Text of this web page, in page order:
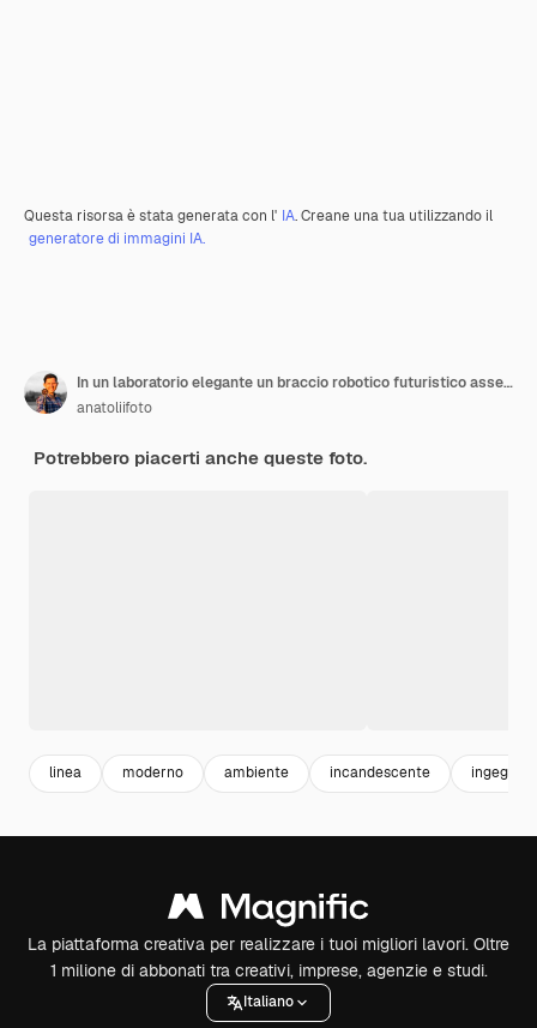
Questa risorsa è stata generata con l' IA. Creane una tua utilizzando il
generatore di immagini IA.
In un laboratorio elegante un braccio robotico futuristico assembla in modo intricato macchinari complessi utilizzando tecnologia avanzata e interfacce olografiche IA generativa
anatoliifoto
Potrebbero piacerti anche queste foto.
linea moderno ambiente incandescente
La piattaforma creativa per realizzare i tuoi migliori lavori. Oltre
1 milione di abbonati tra creativi, imprese, agenzie e studi.
Italiano